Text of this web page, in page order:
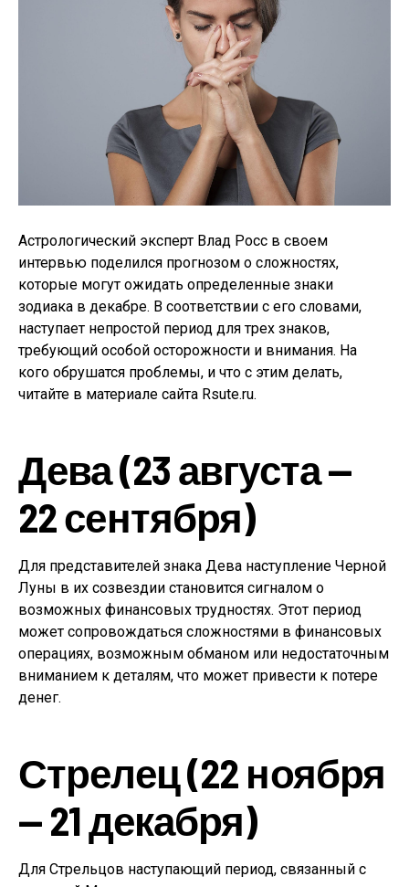
Астрологический эксперт Влад Росс в своем
интервью поделился прогнозом о сложностях,
которые могут ожидать определенные знаки
зодиака в декабре. В соответствии с его словами,
наступает непростой период для трех знаков,
требующий особой осторожности и внимания. На
кого обрушатся проблемы, и что с этим делать,
читайте в материале сайта Rsute.ru.
Дева (23 августа —
22 сентября)
Для представителей знака Дева наступление Черной
Луны в их созвездии становится сигналом о
возможных финансовых трудностях. Этот период
может сопровождаться сложностями в финансовых
операциях, возможным обманом или недостаточным
вниманием к деталям, что может привести к потере
денег.
Стрелец (22 ноября
— 21 декабря)
Для Стрельцов наступающий период, связанный с